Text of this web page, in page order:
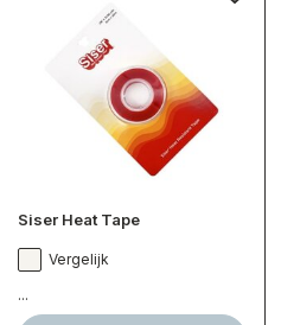
Siser Heat Tape
Vergelijk
...